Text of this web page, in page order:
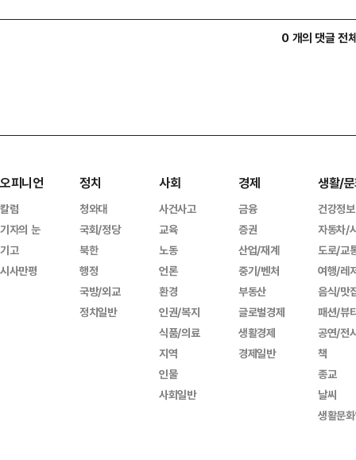
0 개의 댓글 전
오피니언
칼럼
기자의 눈
기고
시사만평
정치
청와대
국회/정당
북한
행정
국방/외교
정치일반
사회
사건사고
교육
노동
언론
환경
인권/복지
식품/의료
지역
인물
사회일반
경제
금융
증권
산업/재계
중기/벤처
부동산
글로벌경제
생활경제
경제일반
생활/
건강정보
자동차/
도로/교
여행/레
음식/맛
패션/뷰
공연/전
책
종교
날씨
생활문